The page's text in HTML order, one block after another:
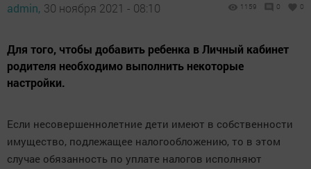
admin, 30 ноября 2021 - 08:10 1159 0 0
Для того, чтобы добавить ребенка в Личный кабинет
родителя необходимо выполнить некоторые
настройки.
Если несовершеннолетние дети имеют в собственности
имущество, подлежащее налогообложению, то в этом
случае обязанность по уплате налогов исполняют